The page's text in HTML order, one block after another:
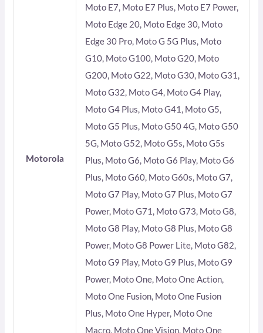
Motorola
Moto E7, Moto E7 Plus, Moto E7 Power,
Moto Edge 20, Moto Edge 30, Moto
Edge 30 Pro, Moto G 5G Plus, Moto
G10, Moto G100, Moto G20, Moto
G200, Moto G22, Moto G30, Moto G31,
Moto G32, Moto G4, Moto G4 Play,
Moto G4 Plus, Moto G41, Moto G5,
Moto G5 Plus, Moto G50 4G, Moto G50
5G, Moto G52, Moto G5s, Moto G5s
Plus, Moto G6, Moto G6 Play, Moto G6
Plus, Moto G60, Moto G60s, Moto G7,
Moto G7 Play, Moto G7 Plus, Moto G7
Power, Moto G71, Moto G73, Moto G8,
Moto G8 Play, Moto G8 Plus, Moto G8
Power, Moto G8 Power Lite, Moto G82,
Moto G9 Play, Moto G9 Plus, Moto G9
Power, Moto One, Moto One Action,
Moto One Fusion, Moto One Fusion
Plus, Moto One Hyper, Moto One
Macro, Moto One Vision, Moto One